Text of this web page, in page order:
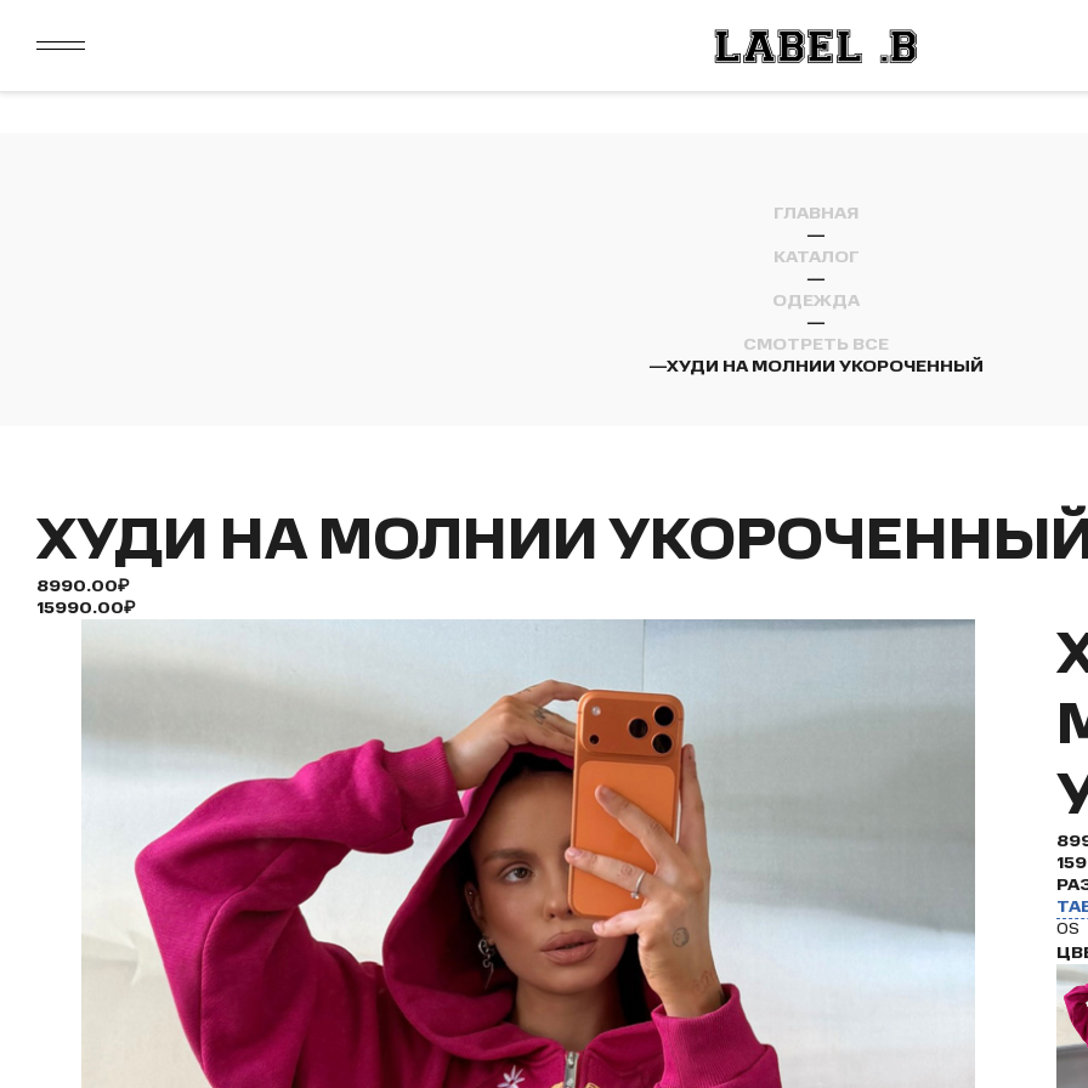
ДАРИМ 2000 БОНУСОВ ЗА СКАЧИВАНИЕ КАРТЫ ЛОЯЛЬНОСТИ
ГЛАВНАЯ
—
КАТАЛОГ
—
ОДЕЖДА
—
СМОТРЕТЬ ВСЕ
—ХУДИ НА МОЛНИИ УКОРОЧЕННЫЙ
ХУДИ НА МОЛНИИ
8990.00₽
15990.00₽
OS